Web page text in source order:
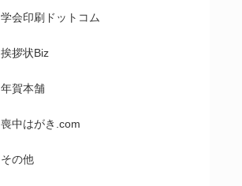
学会印刷ドットコム
挨拶状Biz
年賀本舗
喪中はがき.com
その他